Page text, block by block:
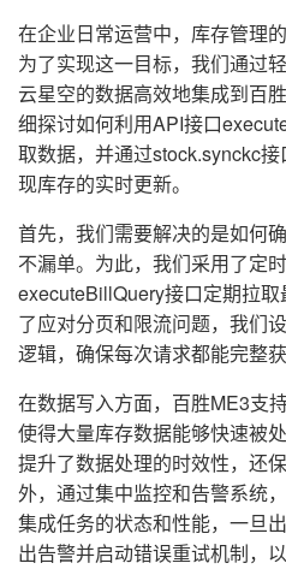
在企业日常运营中，库存管理
为了实现这一目标，我们通过
云星空的数据高效地集成到百
细探讨如何利用API接口
取数据，并通过stock.synckc
现库存的实时更新。
首先，我们需要解决的是如何
不漏单。为此，我们采用了定
executeBillQuery接口定期拉
了应对分页和限流问题，我们
逻辑，确保每次请求都能完整获
在数据写入方面，百胜ME3支
使得大量库存数据能够快速被
提升了数据处理的时效性，还
外，通过集中监控和告警系统
集成任务的状态和性能，一旦
出告警并启动错误重试机制，